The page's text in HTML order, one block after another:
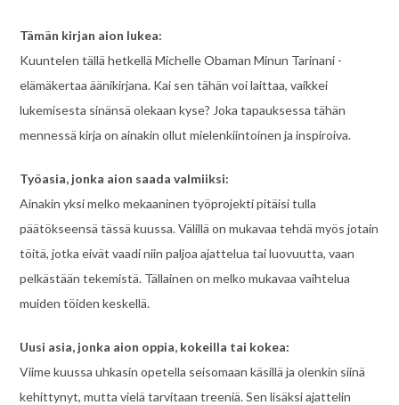
Tämän kirjan aion lukea:
Kuuntelen tällä hetkellä Michelle Obaman Minun Tarinani -
elämäkertaa äänikirjana. Kai sen tähän voi laittaa, vaikkei
lukemisesta sinänsä olekaan kyse? Joka tapauksessa tähän
mennessä kirja on ainakin ollut mielenkiintoinen ja inspiroiva.
Työasia, jonka aion saada valmiiksi:
Ainakin yksi melko mekaaninen työprojekti pitäisi tulla
päätökseensä tässä kuussa. Välillä on mukavaa tehdä myös jotain
töitä, jotka eivät vaadi niin paljoa ajattelua tai luovuutta, vaan
pelkästään tekemistä. Tällainen on melko mukavaa vaihtelua
muiden töiden keskellä.
Uusi asia, jonka aion oppia, kokeilla tai kokea:
Viime kuussa uhkasin opetella seisomaan käsillä ja olenkin siinä
kehittynyt, mutta vielä tarvitaan treeniä. Sen lisäksi ajattelin